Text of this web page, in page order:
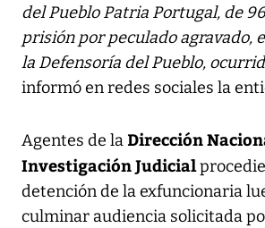
del Pueblo Patria Portugal, de
prisión por peculado agravado,
la Defensoría del Pueblo,
informó en redes sociales la
Agentes de la Dirección
Investigación Judicial
detención de la exfuncionaria
culminar audiencia solicitada